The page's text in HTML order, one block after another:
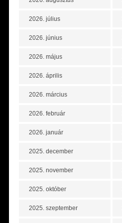
2026. július
2026. június
2026. május
2026. április
2026. március
2026. február
2026. január
2025. december
2025. november
2025. október
2025. szeptember